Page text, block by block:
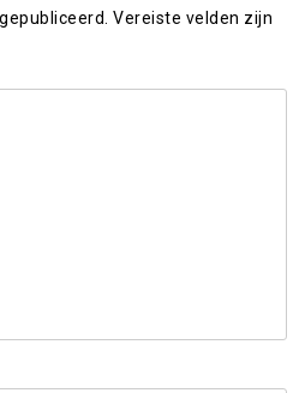
Vereiste velden zijn